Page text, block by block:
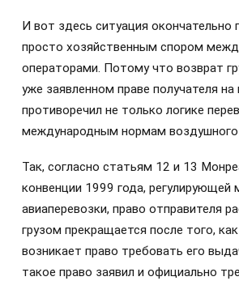
И вот здесь ситуация окончательно
просто хозяйственным спором
операторами. Потому что возврат
уже заявленном праве получателя
противоречил не только логике
международным нормам воздушного
Так, согласно статьям 12 и 13
конвенции 1999 года,
авиаперевозки, право отправителя
грузом прекращается после того,
возникает право требовать его
такое право заявил и официально